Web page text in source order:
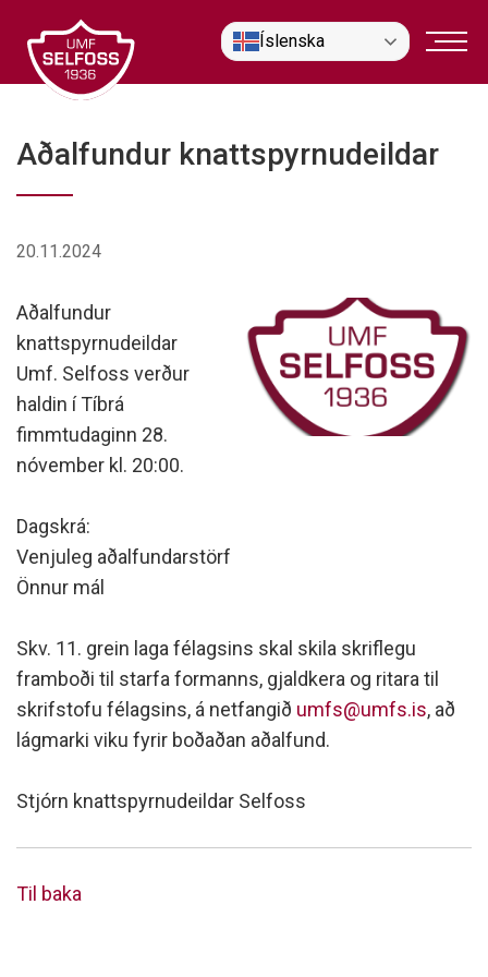
efni
Íslenska
Aðalfundur knattspyrnudeildar
20.11.2024
Aðalfundur
knattspyrnudeildar
Umf. Selfoss verður
haldin í Tíbrá
fimmtudaginn 28.
nóvember kl. 20:00.
Dagskrá:
Venjuleg aðalfundarstörf
Önnur mál
Skv. 11. grein laga félagsins skal skila skriflegu
framboði til starfa formanns, gjaldkera og ritara til
skrifstofu félagsins, á netfangið umfs@umfs.is, að
lágmarki viku fyrir boðaðan aðalfund.
Stjórn knattspyrnudeildar Selfoss
Til baka